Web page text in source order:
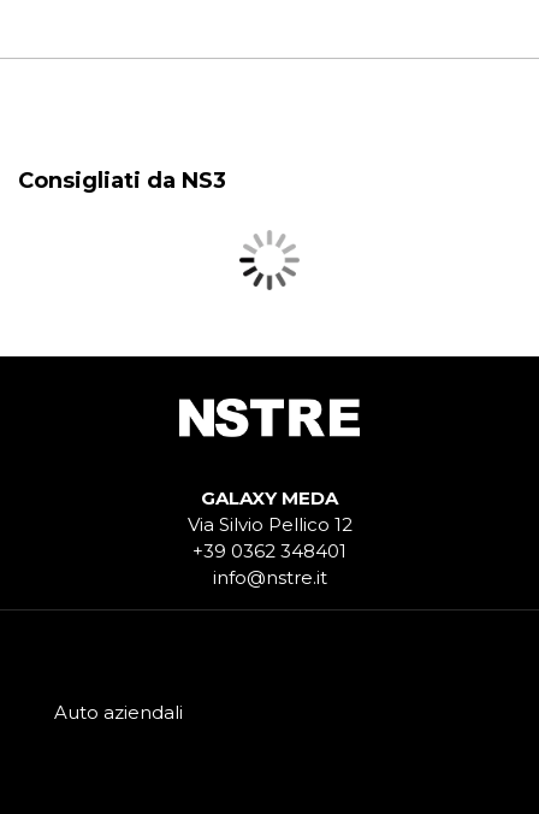
Consigliati da NS3
GALAXY MEDA
Via Silvio Pellico 12
+39 0362 348401
info@nstre.it
Auto aziendali